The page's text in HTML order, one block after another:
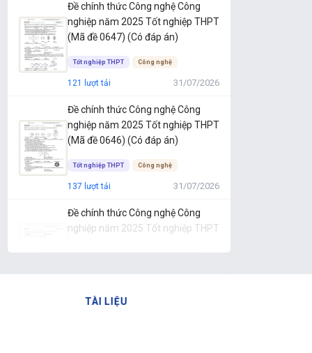
Đề thi thử Tốt nghiệp THPT Địa lý 2025-
2026 Đắk Lắk
28 câu5 K lượt thi
Thi ngay →
28 câu1.6 K lượt thi
Thi ngay →
Đề chính thức Công nghệ Công
nghiệp năm 2025 Tốt nghiệp THPT
(Mã đề 0647) (Có đáp án)
Tốt nghiệp THPT Công nghệ
121 lượt tải 31/07/2026
Đề chính thức Công nghệ Công
nghiệp năm 2025 Tốt nghiệp THPT
(Mã đề 0646) (Có đáp án)
Tốt nghiệp THPT Công nghệ
137 lượt tải 31/07/2026
Đề chính thức Công nghệ Công
nghiệp năm 2025 Tốt nghiệp THPT
TÀI LIỆU